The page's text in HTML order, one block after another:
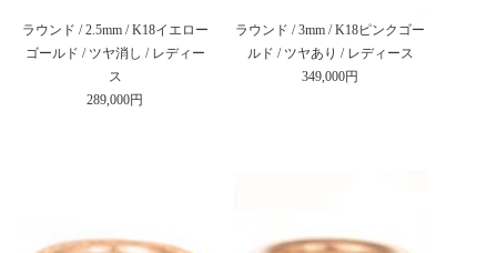
ラウンド / 2.5mm / K18イエロー
ゴールド / ツヤ消し / レディー
ス
289,000円
ラウンド / 3mm / K18ピンクゴー
ルド / ツヤあり / レディース
349,000円